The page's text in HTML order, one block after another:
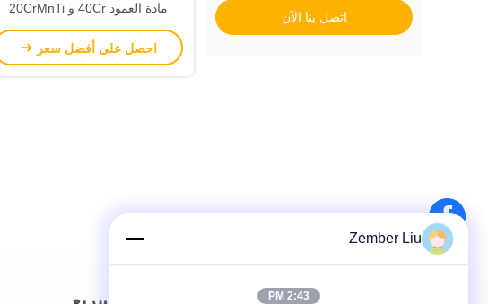
اتصل بنا الآن
مادة العمود 40Cr و 20CrMnTi
مناسب لتطبيقات صناعية مختلفة
احصل على أفضل سعر
Zember Liu
2:43 PM